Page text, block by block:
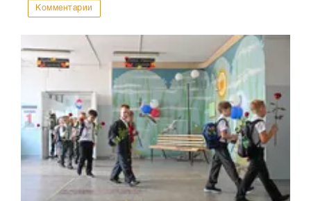
Комментарии